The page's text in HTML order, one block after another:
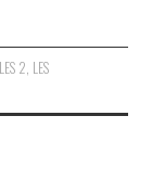
2, LES